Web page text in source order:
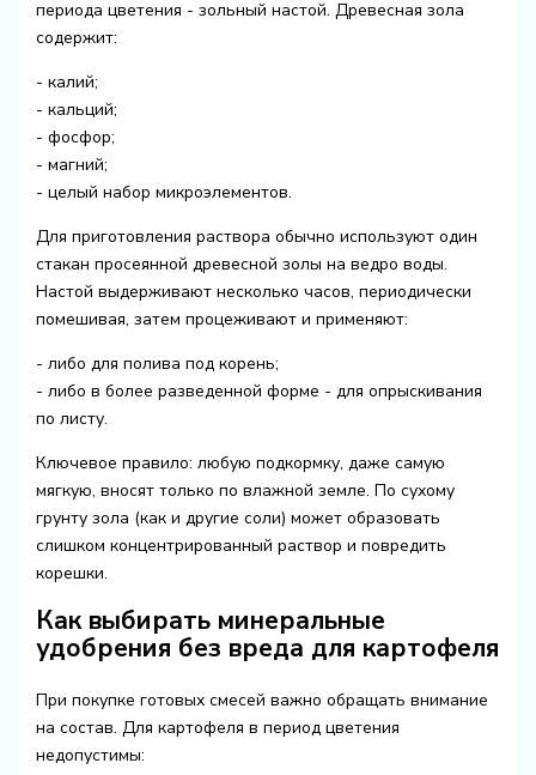
периода цветения - зольный настой. Древесная зола
содержит:
- калий;
- кальций;
- фосфор;
- магний;
- целый набор микроэлементов.
Для приготовления раствора обычно используют один
стакан просеянной древесной золы на ведро воды.
Настой выдерживают несколько часов, периодически
помешивая, затем процеживают и применяют:
- либо для полива под корень;
- либо в более разведенной форме - для опрыскивания
по листу.
Ключевое правило: любую подкормку, даже самую
мягкую, вносят только по влажной земле. По сухому
грунту зола (как и другие соли) может образовать
слишком концентрированный раствор и повредить
корешки.
Как выбирать минеральные
удобрения без вреда для картофеля
При покупке готовых смесей важно обращать внимание
на состав. Для картофеля в период цветения
недопустимы: